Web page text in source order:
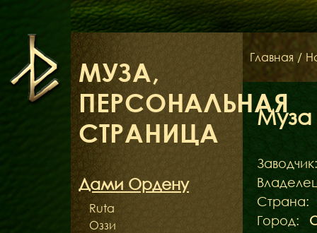
МУЗА,
ПЕРСОНАЛЬНАЯ
СТРАНИЦА
Дами Ордену
Ruta
Оззи
Главная /
Муза
Заводчик:
Страна:
Город: